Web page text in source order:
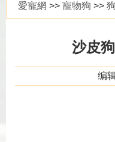
愛寵網 >> 寵物狗 >>
沙皮
编